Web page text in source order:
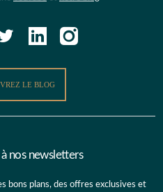
LE BLOG
nos newsletters
bons plans, des offres exclusives et